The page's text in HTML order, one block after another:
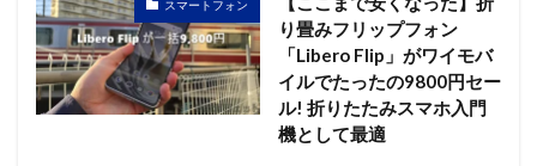
スマートフォン
り畳みフリップフォン
「Libero Flip」がワイモバ
イルでたったの9800円セー
ル! 折りたたみスマホ入門
機として最適